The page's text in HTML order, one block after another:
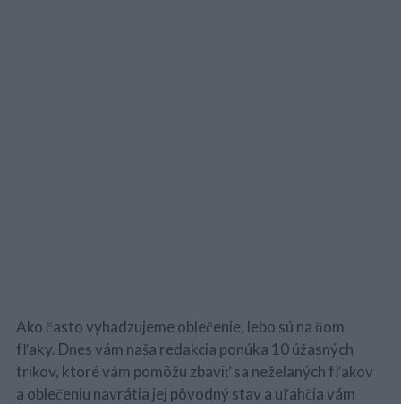
Ako často vyhadzujeme oblečenie, lebo sú na ňom
fľaky. Dnes vám naša redakcia ponúka 10 úžasných
trikov, ktoré vám pomôžu zbaviť sa neželaných fľakov
a oblečeniu navrátia jej pôvodný stav a uľahčia vám